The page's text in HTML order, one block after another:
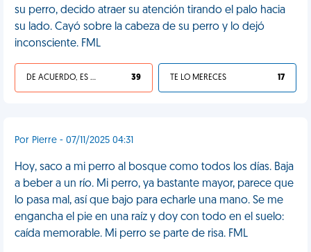
su perro, decido atraer su atención tirando el palo hacia
su lado. Cayó sobre la cabeza de su perro y lo dejó
inconsciente. FML
DE ACUERDO, ES UNA VIDA HP 39 TE LO MERECES 17
Por Pierre - 07/11/2025 04:31
Hoy, saco a mi perro al bosque como todos los días. Baja
a beber a un río. Mi perro, ya bastante mayor, parece que
lo pasa mal, así que bajo para echarle una mano. Se me
engancha el pie en una raíz y doy con todo en el suelo:
caída memorable. Mi perro se parte de risa. FML